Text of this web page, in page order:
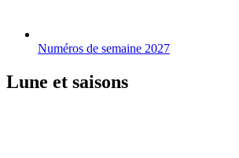
Numéros de semaine 2027
Lune et saisons